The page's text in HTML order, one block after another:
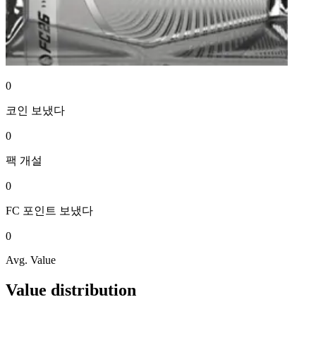
0
코인 보냈다
0
팩 개설
0
FC 포인트 보냈다
0
Avg. Value
Value distribution